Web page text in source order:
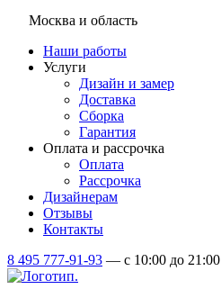
Москва и область
Наши работы
Услуги
Дизайн и замер
Доставка
Сборка
Гарантия
Оплата и рассрочка
Оплата
Рассрочка
Дизайнерам
Отзывы
Контакты
8 495 777-91-93 — c 10:00 до 21:00